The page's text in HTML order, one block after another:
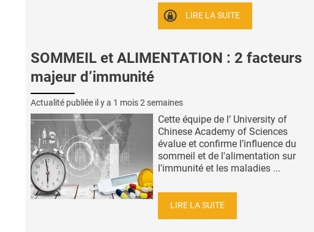
LIRE LA SUITE
SOMMEIL et ALIMENTATION : 2 facteurs
majeur d’immunité
Actualité publiée il y a 1 mois 2 semaines
Cette équipe de l’ University of
Chinese Academy of Sciences
évalue et confirme l’influence du
sommeil et de l'alimentation sur
l'immunité et les maladies ...
LIRE LA SUITE